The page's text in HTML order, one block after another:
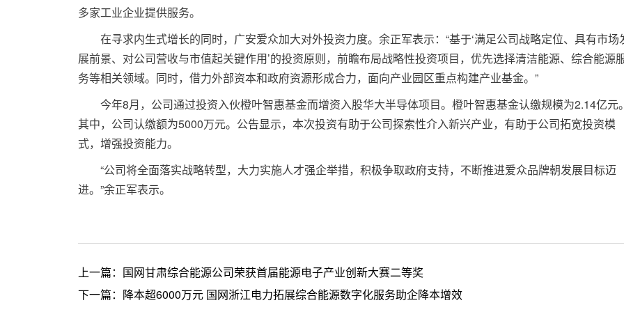
多家工业企业提供服务。
在寻求内生式增长的同时，广安爱众加大对外投资力度。余正军表示：“基于‘满足公司战略定位、具有市场
展前景、对公司营收与市值起关键作用’的投资原则，前瞻布局战略性投资项目，优先选择清洁能源、综合能源
务等相关领域。同时，借力外部资本和政府资源形成合力，面向产业园区重点构建产业基金。”
今年8月，公司通过投资入伙橙叶智惠基金而增资入股华大半导体项目。橙叶智惠基金认缴规模为2.14亿元。
其中，公司认缴额为5000万元。公告显示，本次投资有助于公司探索性介入新兴产业，有助于公司拓宽投资模
式，增强投资能力。
“公司将全面落实战略转型，大力实施人才强企举措，积极争取政府支持，不断推进爱众品牌朝发展目标迈
进。”余正军表示。
上一篇： 国网甘肃综合能源公司荣获首届能源电子产业创新大赛二等奖
下一篇： 降本超6000万元 国网浙江电力拓展综合能源数字化服务助企降本增效